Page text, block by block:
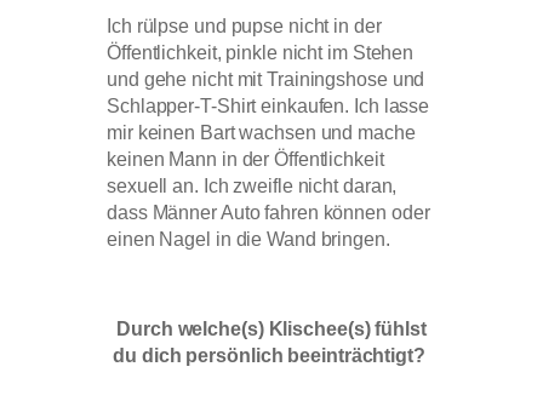
Ich rülpse und pupse nicht in der
Öffentlichkeit, pinkle nicht im Stehen
und gehe nicht mit Trainingshose und
Schlapper-T-Shirt einkaufen. Ich lasse
mir keinen Bart wachsen und mache
keinen Mann in der Öffentlichkeit
sexuell an. Ich zweifle nicht daran,
dass Männer Auto fahren können oder
einen Nagel in die Wand bringen.
Durch welche(s) Klischee(s) fühlst
du dich persönlich beeinträchtigt?